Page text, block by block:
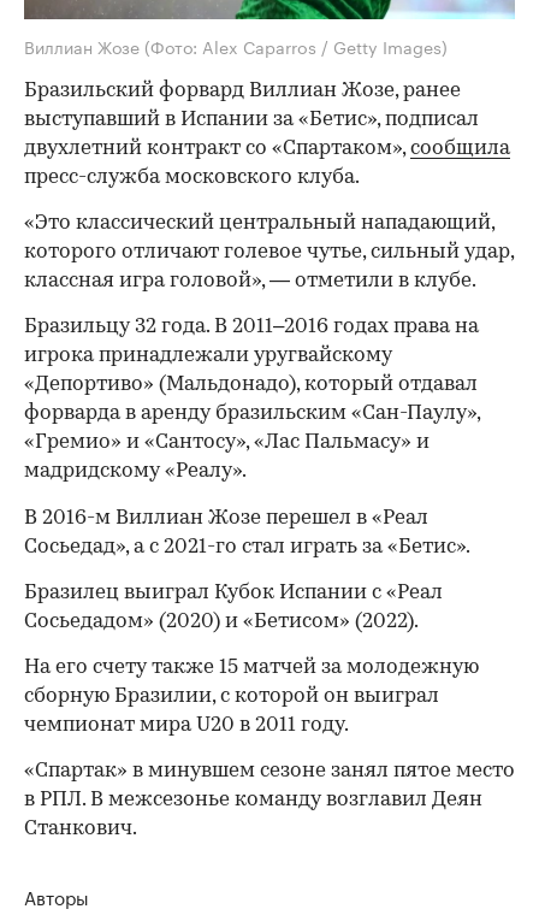
Виллиан Жозе (Фото: Alex Caparros / Getty Images)
Бразильский форвард Виллиан Жозе, ранее
выступавший в Испании за «Бетис», подписал
двухлетний контракт со «Спартаком»,сообщила
пресс-служба московского клуба.
«Это классический центральный нападающий,
которого отличают голевое чутье, сильный удар,
классная игра головой», — отметили в клубе.
Бразильцу 32 года. В 2011–2016 годах права на
игрока принадлежали уругвайскому
«Депортиво» (Мальдонадо), который отдавал
форварда в аренду бразильским «Сан-Паулу»,
«Гремио» и «Сантосу», «Лас Пальмасу» и
мадридскому «Реалу».
В 2016-м Виллиан Жозе перешел в «Реал
Сосьедад», а с 2021-го стал играть за «Бетис».
Бразилец выиграл Кубок Испании с «Реал
Сосьедадом» (2020) и «Бетисом» (2022).
На его счету также 15 матчей за молодежную
сборную Бразилии, с которой он выиграл
чемпионат мира U20 в 2011 году.
«Спартак» в минувшем сезоне занял пятое место
в РПЛ. В межсезонье команду возглавил Деян
Станкович.
Авторы